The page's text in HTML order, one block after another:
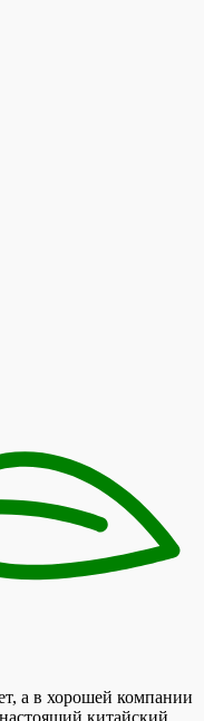
а в хорошей компании
китайский